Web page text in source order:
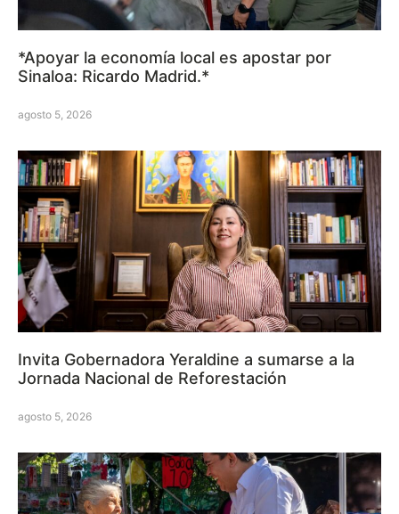
*Apoyar la economía local es apostar por
Sinaloa: Ricardo Madrid.*
agosto 5, 2026
Invita Gobernadora Yeraldine a sumarse a la
Jornada Nacional de Reforestación
agosto 5, 2026